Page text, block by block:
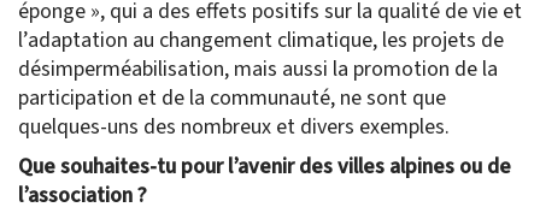
éponge », qui a des effets positifs sur la qualité de vie et
l’adaptation au changement climatique, les projets de
désimperméabilisation, mais aussi la promotion de la
participation et de la communauté, ne sont que
quelques-uns des nombreux et divers exemples.
Que souhaites-tu pour l’avenir des villes alpines ou de
l’association ?